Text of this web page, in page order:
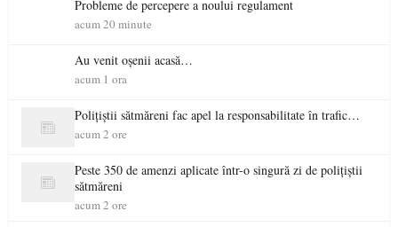
Probleme de percepere a noului regulament
acum 20 minute
Au venit oșenii acasă…
acum 1 ora
Polițiștii sătmăreni fac apel la responsabilitate în trafic…
acum 2 ore
Peste 350 de amenzi aplicate într-o singură zi de polițiștii
sătmăreni
acum 2 ore